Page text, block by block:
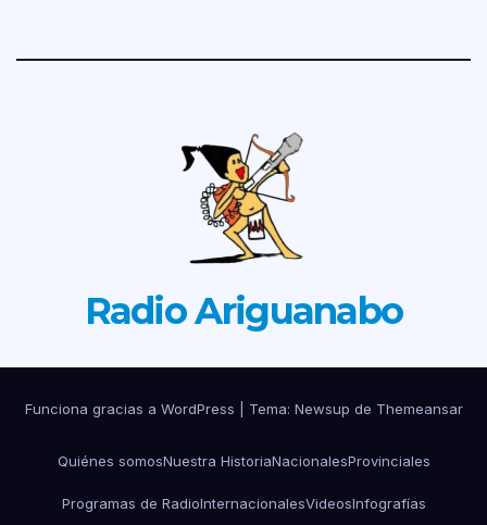
Radio Ariguanabo
Funciona gracias a WordPress Tema: Newsup de Themeansar
Quiénes somosNuestra HistoriaNacionalesProvinciales
Programas de RadioInternacionalesVideosInfografías